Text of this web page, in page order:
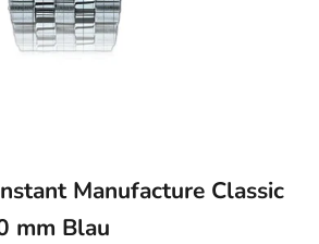
Manufacture Classic
mm Blau